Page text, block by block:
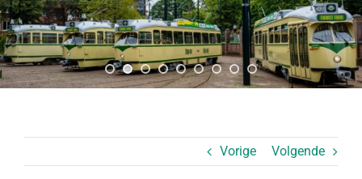
Vorige Volgende